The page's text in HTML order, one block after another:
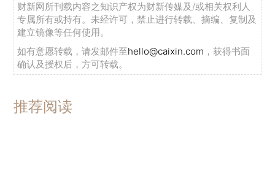
财新网所刊载内容之知识产权为财新传媒及/或相关权利人
专属所有或持有。未经许可，禁止进行转载、摘编、复制及
建立镜像等任何使用。
如有意愿转载，请发邮件至hello@caixin.com ，获得书面
确认及授权后，方可转载。
推荐阅读